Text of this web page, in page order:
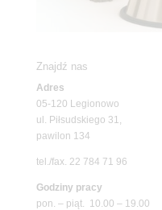
Znajdź nas
Adres
05-120 Legionowo
ul. Piłsudskiego 31,
pawilon 134
tel./fax. 22 784 71 96
Godziny pracy
pon. – piąt. 10.00 – 19.00